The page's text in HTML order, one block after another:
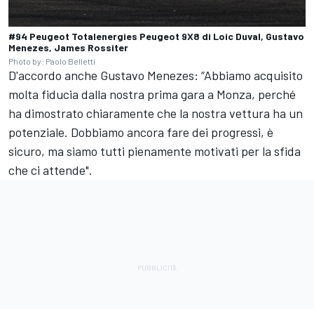
#94 Peugeot Totalenergies Peugeot 9X8 di Loic Duval, Gustavo
Menezes, James Rossiter
Photo by: Paolo Belletti
D'accordo anche Gustavo Menezes: “Abbiamo acquisito
molta fiducia dalla nostra prima gara a Monza, perché
ha dimostrato chiaramente che la nostra vettura ha un
potenziale. Dobbiamo ancora fare dei progressi, è
sicuro, ma siamo tutti pienamente motivati per la sfida
che ci attende".